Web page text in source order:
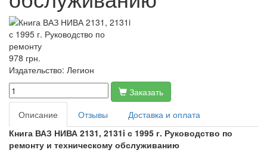
978 грн.
Издательство: Легион
Заказать
Описание
Отзывы
Доставка и оплата
Книга ВАЗ НИВА 2131, 2131i с 1995 г. Руководство по
ремонту и техническому обслуживанию